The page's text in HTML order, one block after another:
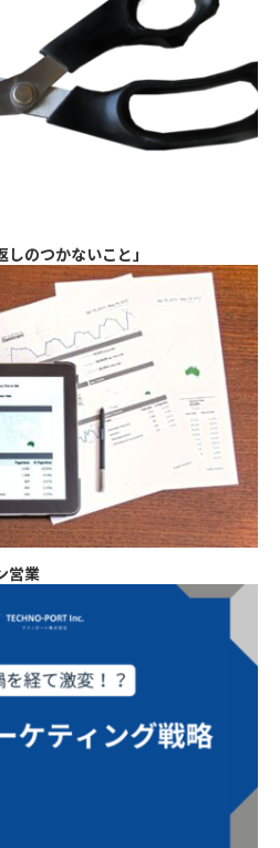
のつかないこと」
営業